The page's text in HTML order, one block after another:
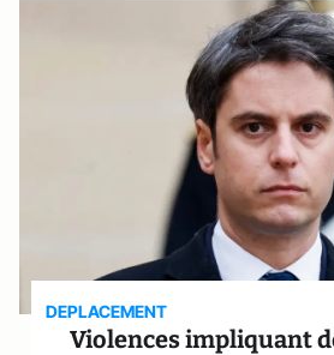
DEPLACEMENT
Violences impliquant